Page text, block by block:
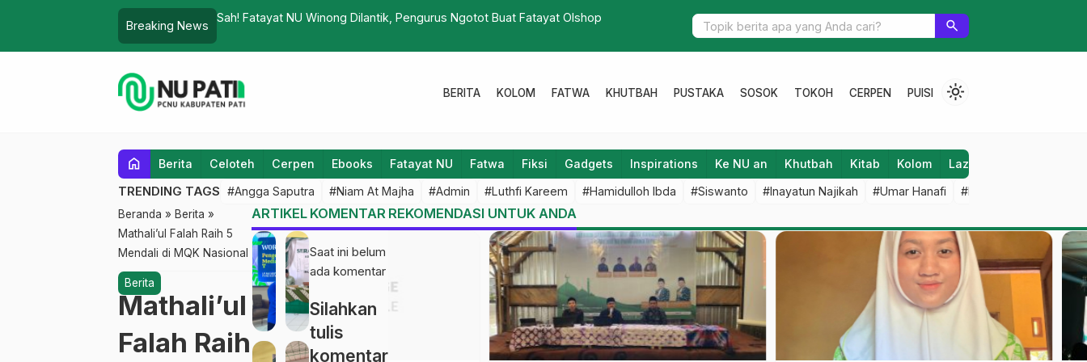
Breaking News
Sah! Fatayat NU Winong Dilantik, Pengurus Ngotot Buat Fatayat Olshop Launching Buku ke-39, Dosen PGMI INISNU Produktif Menulis
search
BERITA KOLOM FATWA KHUTBAH PUSTAKA SOSOK TOKOH CERPEN PUISI light_mode
home Berita Celoteh Cerpen Ebooks Fatayat NU Fatwa Fiksi Gadgets Inspirations Ke NU an Khutbah Kitab Kolom Laziz NU
TRENDING TAGS #Angga Saputra #Niam At Majha #Admin #Luthfi Kareem #Hamidulloh Ibda #Siswanto #Inayatun Najikah #Umar Hanafi #M Iqbal Dawami
Beranda » Berita »
Mathali’ul Falah Raih 5
Mendali di MQK Nasional
Berita
Mathali’ul
Falah Raih
ARTIKEL TERKAIT
Respon
Tantangan
Zaman, 100
Pengelola
Sen, 3 Agu
2026
Kepemimpinan
Berlanjut, Sri
Resmi Pimpin
KOMENTAR (0)
Saat ini belum
ada komentar
Silahkan
tulis
komentar
REKOMENDASI UNTUK ANDA